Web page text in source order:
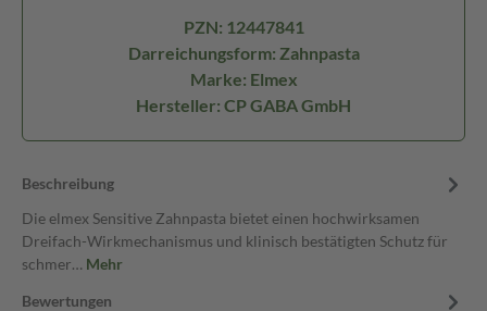
PZN: 12447841
Darreichungsform: Zahnpasta
Marke: Elmex
Hersteller: CP GABA GmbH
Beschreibung
Die elmex Sensitive Zahnpasta bietet einen hochwirksamen
Dreifach-Wirkmechanismus und klinisch bestätigten Schutz für
schmer… Mehr
Bewertungen